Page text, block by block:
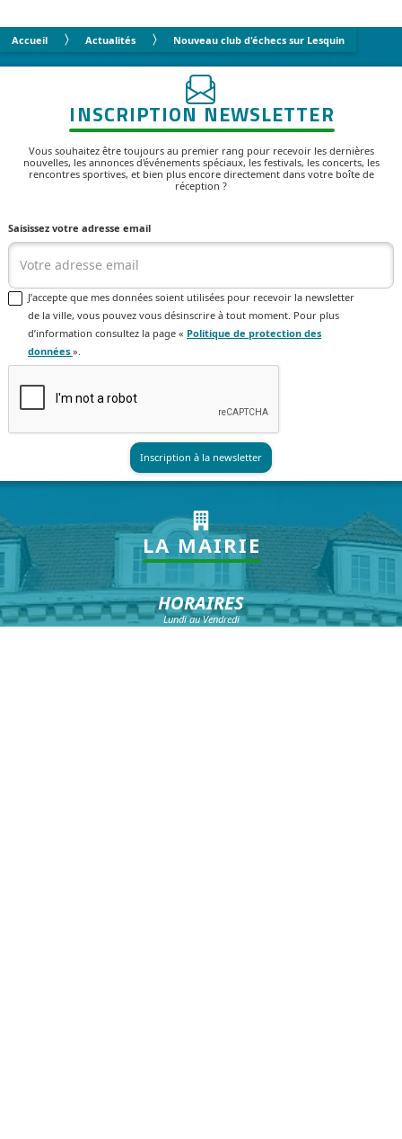
Accueil Actualités Nouveau club d'échecs sur Lesquin
INSCRIPTION NEWSLETTER
Vous souhaitez être toujours au premier rang pour recevoir les dernières
nouvelles, les annonces d'événements spéciaux, les festivals, les concerts, les
rencontres sportives, et bien plus encore directement dans votre boîte de
réception ?
Saisissez votre adresse email
J’accepte que mes données soient utilisées pour recevoir la newsletter
de la ville, vous pouvez vous désinscrire à tout moment. Pour plus
d’information consultez la page « Politique de protection des
données ».
LA MAIRIE
HORAIRES
Lundi au Vendredi